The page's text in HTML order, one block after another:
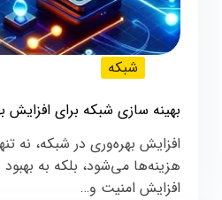
شبکه
بهینه‌ سازی شبکه برای افزایش
افزایش بهره‌وری در شبکه، نه
هزینه‌ها می‌شود، بلکه به
افزایش امنیت و…